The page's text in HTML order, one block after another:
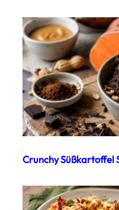
Crunchy Süßkartoffel